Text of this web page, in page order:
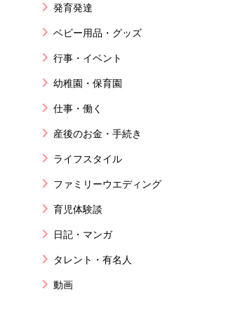
発育発達
ベビー用品・グッズ
行事・イベント
幼稚園・保育園
仕事・働く
産後のお金・手続き
ライフスタイル
ファミリーウエディング
育児体験談
日記・マンガ
タレント・有名人
動画